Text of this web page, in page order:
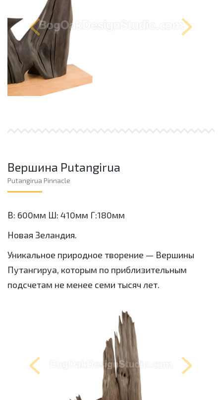
Вершина Putangirua
Putangirua Pinnacle
В: 600мм Ш: 410мм Г:180мм
Новая Зеландия.
Уникальное природное творение — Вершины
Путангируа, которым по приблизительным
подсчетам не менее семи тысяч лет.